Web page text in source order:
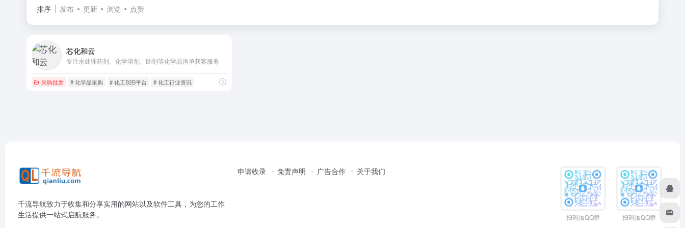
排序 发布 更新 浏览 点赞
芯化和云
专注水处理药剂、化学溶剂、助剂等化学品询单获客服务​
采购批发 # 化学品采购 # 化工B2B平台 # 化工行业资讯
千流导航致力于收集和分享实用的网站以及软件工具，为您的工作
生活提供一站式启航服务。
申请收录 免责声明 广告合作 关于我们
扫码加QQ群 扫码加QQ群